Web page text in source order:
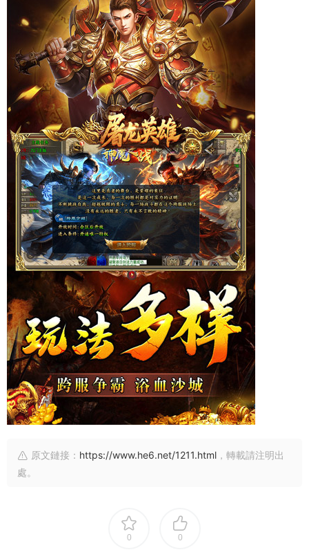
原文鏈接： https://www.he6.net/1211.html ，轉載請注明出
處。
0 0